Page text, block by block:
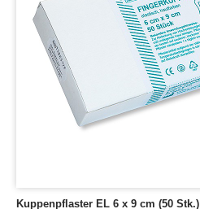
Kuppenpflaster EL 6 x 9 cm (50 Stk.)